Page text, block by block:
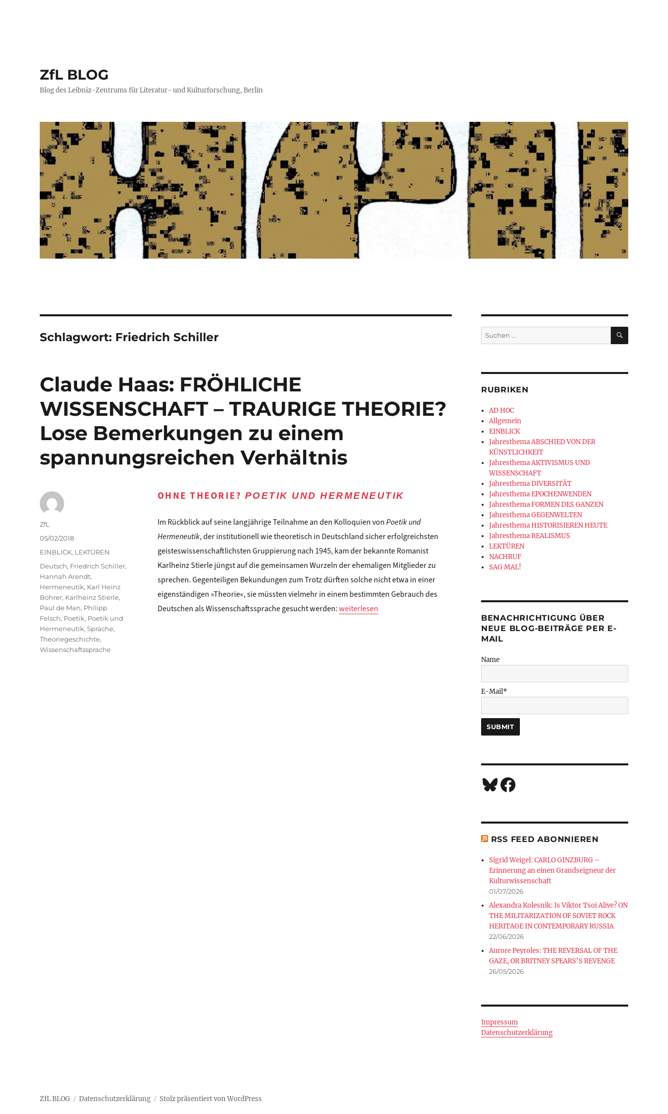
ZfL BLOG
Blog des Leibniz-Zentrums für Literatur- und Kulturforschung, Berlin
Schlagwort: Friedrich Schiller
Claude Haas: FRÖHLICHE
WISSENSCHAFT – TRAURIGE THEORIE?
Lose Bemerkungen zu einem
spannungsreichen Verhältnis
OHNE THEORIE? POETIK UND HERMENEUTIK
Im Rückblick auf seine langjährige Teilnahme an den Kolloquien vonPoetik und
Hermeneutik, der institutionell wie theoretisch in Deutschland sicher erfolgreichsten
geisteswissenschaftlichsten Gruppierung nach 1945, kam der bekannte Romanist
Karlheinz Stierle jüngst auf die gemeinsamen Wurzeln der ehemaligen Mitglieder zu
sprechen. Gegenteiligen Bekundungen zum Trotz dürften solche nicht etwa in einer
eigenständigen »Theorie«, sie müssten vielmehr in einem bestimmten Gebrauch des
Deutschen als Wissenschaftssprache gesucht werden:„Claude Haas: FRÖHLICHE WISSENSCHAFT – TRAURIGE THEORIE? Lose Bemerkungen zu einem
weiterlesen
Autor
ZfL
Veröffentlicht
05/02/2018
Kategorien
EINBLICK, LEKTÜREN
Schlagwörter
Deutsch, Friedrich Schiller,
Hannah Arendt,
Hermeneutik, Karl Heinz
Bohrer, Karlheinz Stierle,
Paul de Man, Philipp
Felsch, Poetik, Poetik und
Hermeneutik,Sprache,
Theoriegeschichte,
Wissenschaftssprache
Suchen
nach:
SUCHEN
RUBRIKEN
AD HOC
Allgemein
EINBLICK
Jahresthema ABSCHIED VON DER
KÜNSTLICHKEIT
Jahresthema AKTIVISMUS UND
WISSENSCHAFT
Jahresthema DIVERSITÄT
Jahresthema EPOCHENWENDEN
Jahresthema FORMEN DES GANZEN
Jahresthema GEGENWELTEN
Jahresthema HISTORISIEREN HEUTE
Jahresthema REALISMUS
LEKTÜREN
NACHRUF
SAG MAL!
BENACHRICHTIGUNG ÜBER
NEUE BLOG-BEITRÄGE PER E-
MAIL
Name
E-Mail*
Bluesky
Facebook
RSS FEED ABONNIEREN
Sigrid Weigel: CARLO GINZBURG –
Erinnerung an einen Grandseigneur der
Kulturwissenschaft
01/07/2026
Alexandra Kolesnik: Is Viktor Tsoi Alive? ON
THE MILITARIZATION OF SOVIET ROCK
HERITAGE IN CONTEMPORARY RUSSIA
22/06/2026
Aurore Peyroles: THE REVERSAL OF THE
GAZE, OR BRITNEY SPEARS’S REVENGE
26/05/2026
Impressum
Datenschutzerklärung
ZfL BLOG Datenschutzerklärung Stolz präsentiert von WordPress